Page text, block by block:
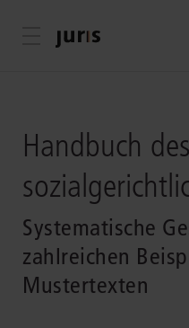
Menü öffnen
Handbuch des
Systematische
zahlreichen
Mustertexten